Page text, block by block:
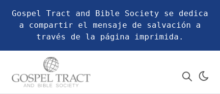
Gospel Tract and Bible Society se dedica
a compartir el mensaje de salvación a
través de la página imprimida.